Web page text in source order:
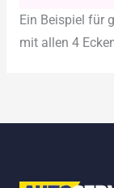
Ein Beispiel für
mit allen 4